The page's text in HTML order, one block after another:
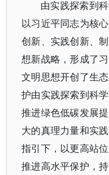
由实践探索到
以习近平同志为核
创新、实践创新、
想新战略，形成了
文明思想开创了生
护由实践探索到科
推进绿色低碳发展
大的真理力量和实
指引下，以更高站
推进高水平保护，